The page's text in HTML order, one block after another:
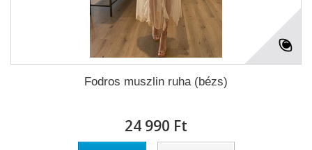
Fodros muszlin ruha (bézs)
24 990 Ft‎